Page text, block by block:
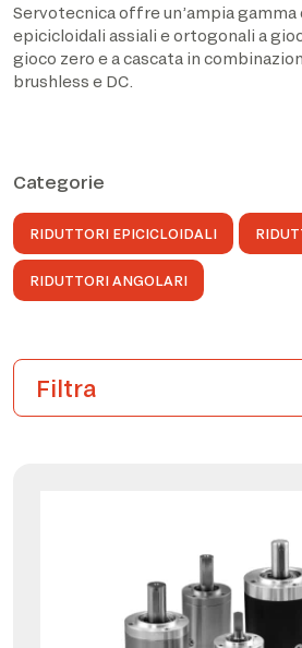
Servotecnica offre un’ampia
epicicloidali assiali e ortogonali a
gioco zero e a cascata in
brushless e DC.
Categorie
RIDUTTORI EPICICLOIDALI
RIDUTTORI ANGOLARI